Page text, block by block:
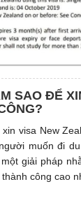
SAO ĐỂ
visa New
muốn đi
giải pháp
công cao